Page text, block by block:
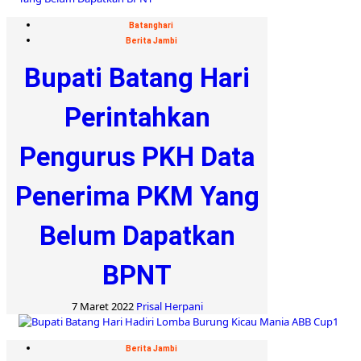
Batanghari
Berita Jambi
Bupati Batang Hari
Perintahkan
Pengurus PKH Data
Penerima PKM Yang
Belum Dapatkan
BPNT
7 Maret 2022 Prisal Herpani
Berita Jambi